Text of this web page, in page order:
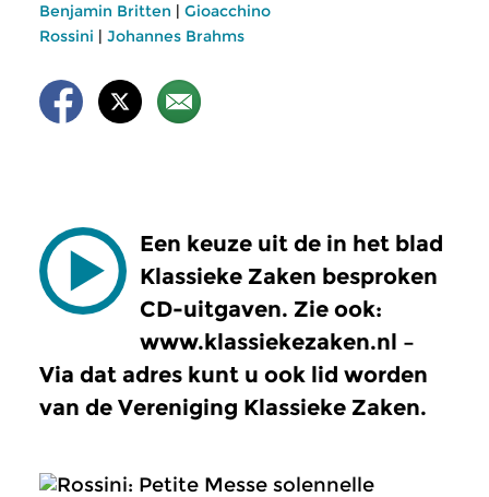
Benjamin Britten | Gioacchino
Rossini | Johannes Brahms
Een keuze uit de in het blad
Klassieke Zaken besproken
CD-uitgaven. Zie ook:
www.klassiekezaken.nl –
Via dat adres kunt u ook lid worden
van de Vereniging Klassieke Zaken.